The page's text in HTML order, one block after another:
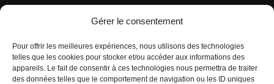
Gérer le consentement
Pour offrir les meilleures expériences, nous utilisons des technologies
telles que les cookies pour stocker et/ou accéder aux informations des
appareils. Le fait de consentir à ces technologies nous permettra de traiter
des données telles que le comportement de navigation ou les ID uniques